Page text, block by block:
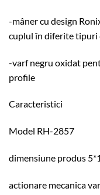
-mâner cu design
cuplul în diferite tipuri
-varf negru oxidat
profile
Caracteristici
Model RH-2857
dimensiune produs
actionare mecanica